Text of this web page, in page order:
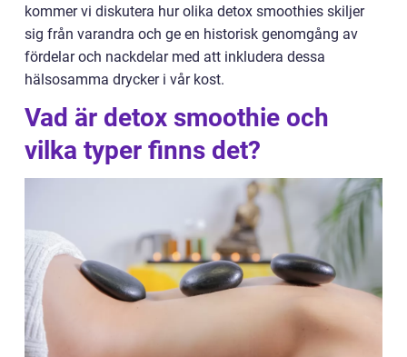
kommer vi diskutera hur olika detox smoothies skiljer
sig från varandra och ge en historisk genomgång av
fördelar och nackdelar med att inkludera dessa
hälsosamma drycker i vår kost.
Vad är detox smoothie och
vilka typer finns det?